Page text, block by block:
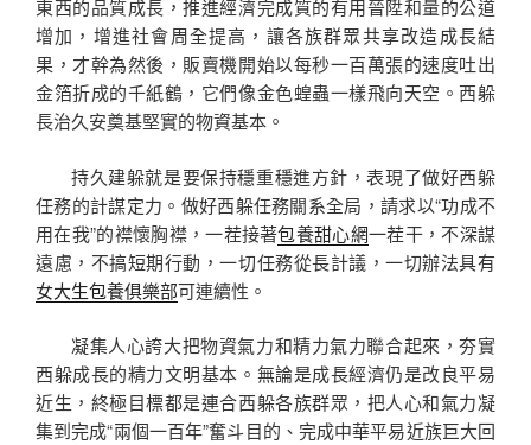
東西的品質成長，推進經濟完成質的有用晉陞和量的公道
增加，增進社會周全提高，讓各族群眾共享改造成長結
果，才幹為然後，販賣機開始以每秒一百萬張的速度吐出
金箔折成的千紙鶴，它們像金色蝗蟲一樣飛向天空。西躲
長治久安奠基堅實的物資基本。
持久建躲就是要保持穩重穩進方針，表現了做好西躲
任務的計謀定力。做好西躲任務關系全局，請求以“功成不
用在我”的襟懷胸襟，一茬接著包養甜心網一茬干，不深謀
遠慮，不搞短期行動，一切任務從長計議，一切辦法具有
女大生包養俱樂部可連續性。
凝集人心誇大把物資氣力和精力氣力聯合起來，夯實
西躲成長的精力文明基本。無論是成長經濟仍是改良平易
近生，終極目標都是連合西躲各族群眾，把人心和氣力凝
集到完成“兩個一百年”奮斗目的、完成中華平易近族巨大回